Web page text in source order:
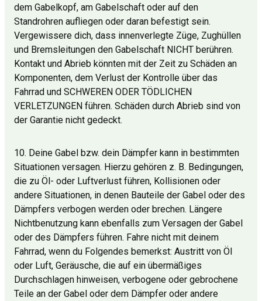
dem Gabelkopf, am Gabelschaft oder auf den
Standrohren aufliegen oder daran befestigt sein.
Vergewissere dich, dass innenverlegte Züge, Zughüllen
und Bremsleitungen den Gabelschaft NICHT berühren.
Kontakt und Abrieb könnten mit der Zeit zu Schäden an
Komponenten, dem Verlust der Kontrolle über das
Fahrrad und SCHWEREN ODER TÖDLICHEN
VERLETZUNGEN führen. Schäden durch Abrieb sind von
der Garantie nicht gedeckt.
10. Deine Gabel bzw. dein Dämpfer kann in bestimmten
Situationen versagen. Hierzu gehören z. B. Bedingungen,
die zu Öl- oder Luftverlust führen, Kollisionen oder
andere Situationen, in denen Bauteile der Gabel oder des
Dämpfers verbogen werden oder brechen. Längere
Nichtbenutzung kann ebenfalls zum Versagen der Gabel
oder des Dämpfers führen. Fahre nicht mit deinem
Fahrrad, wenn du Folgendes bemerkst: Austritt von Öl
oder Luft, Geräusche, die auf ein übermäßiges
Durchschlagen hinweisen, verbogene oder gebrochene
Teile an der Gabel oder dem Dämpfer oder andere